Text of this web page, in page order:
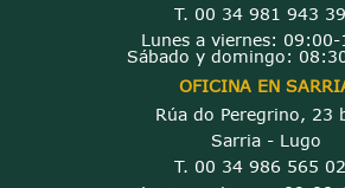
T. 00 34 981 943
Lunes a viernes:
Sábado y domingo:
OFICINA EN
Rúa do Peregrino, 23
Sarria - Lugo
T. 00 34 986 565